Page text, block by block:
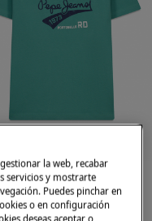
Jeans
manga corta
€ 29,00 €
la web, recabar
servicios y mostrarte
Puedes pinchar en
o en configuración